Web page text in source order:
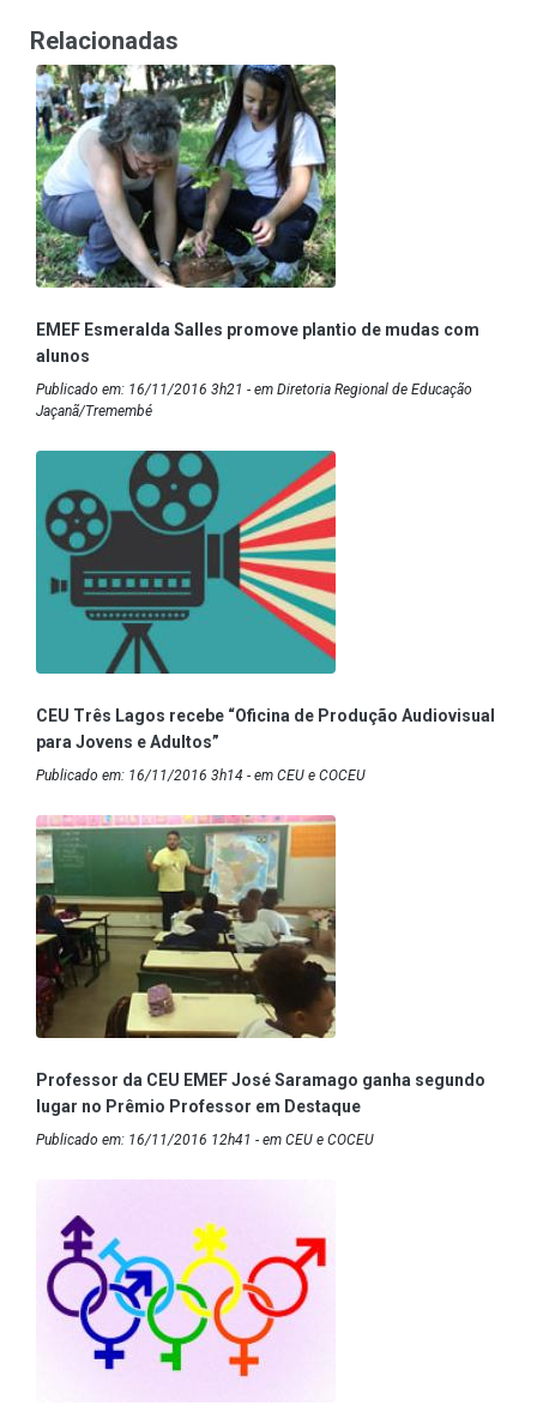
Relacionadas
EMEF Esmeralda Salles promove plantio de mudas com
alunos
Publicado em: 16/11/2016 3h21 - em Diretoria Regional de Educação
Jaçanã/Tremembé
CEU Três Lagos recebe “Oficina de Produção Audiovisual
para Jovens e Adultos”
Publicado em: 16/11/2016 3h14 - em CEU e COCEU
Professor da CEU EMEF José Saramago ganha segundo
lugar no Prêmio Professor em Destaque
Publicado em: 16/11/2016 12h41 - em CEU e COCEU